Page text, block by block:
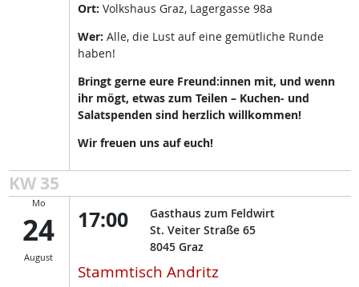
Ort: Volkshaus Graz, Lagergasse 98a
Wer: Alle, die Lust auf eine gemütliche Runde
haben!
Bringt gerne eure Freund:innen mit, und wenn
ihr mögt, etwas zum Teilen – Kuchen- und
Salatspenden sind herzlich willkommen!
Wir freuen uns auf euch!
KW 35
Mo
24
August
17:00
Gasthaus zum Feldwirt
St. Veiter Straße 65
8045 Graz
Stammtisch Andritz